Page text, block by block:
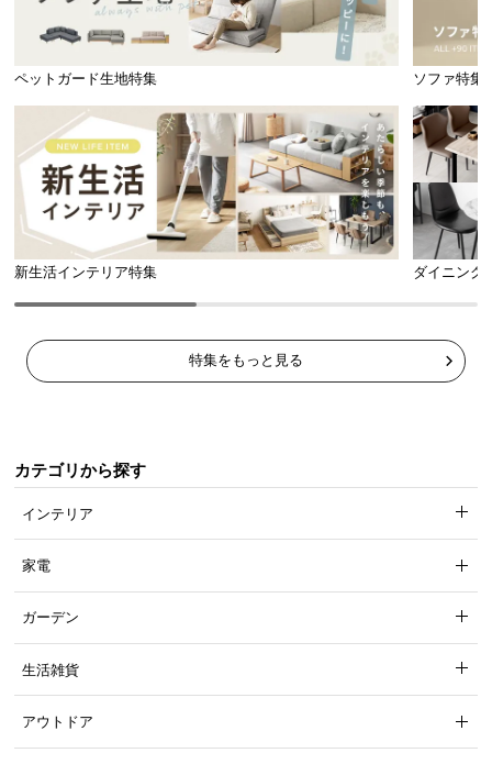
ペットガード生地特集 ソファ特集
新生活インテリア特集 ダイニング
特集をもっと見る
カテゴリから探す
インテリア
家電
ガーデン
生活雑貨
アウトドア